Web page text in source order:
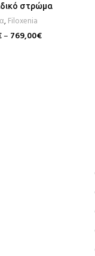
στρώμα
,Filoxenia
– 769,00€